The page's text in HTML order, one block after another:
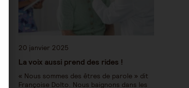
20 janvier 2025
La voix aussi prend des rides !
« Nous sommes des êtres de parole » dit
Françoise Dolto. Nous baignons dans les